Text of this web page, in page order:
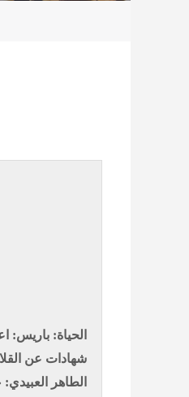
الحياة: باريس:
شهادات عن
الطاهر